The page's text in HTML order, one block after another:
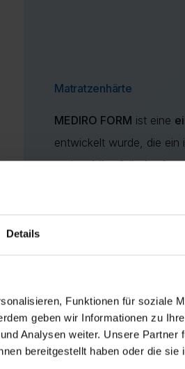
Details
Funktionen für soziale
geben wir Informationen zu
Analysen weiter. Unsere Partner
bereitgestellt haben oder die sie
Matratzenhärte
MEDIRO FORM ist eine
entwickelt wurde, die ein
undstabiler Stützkraft
,